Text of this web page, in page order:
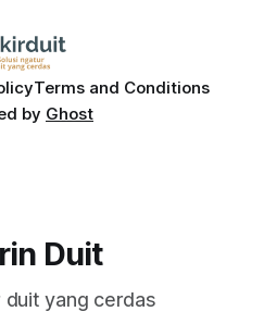
Terms and Conditions
by Ghost
Duit
duit yang cerdas